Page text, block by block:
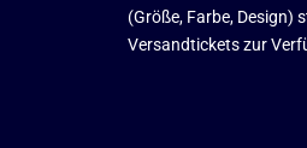
(Größe, Farbe, Design)
Versandtickets zur